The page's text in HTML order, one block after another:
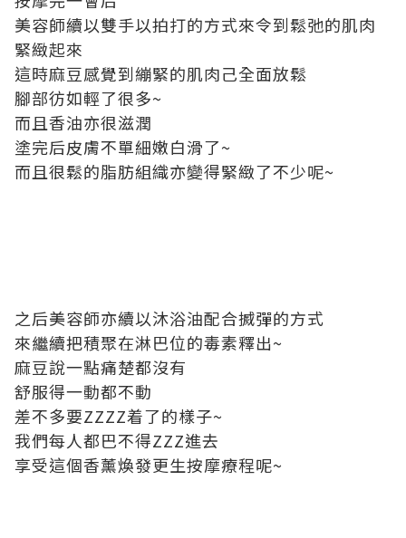
美容師續以雙手以拍打的方式來令到鬆弛的肌肉
緊緻起來
這時麻豆感覺到繃緊的肌肉己全面放鬆
腳部彷如輕了很多~
而且香油亦很滋潤
塗完后皮膚不單細嫩白滑了~
而且很鬆的脂肪組織亦變得緊緻了不少呢~
之后美容師亦續以沐浴油配合搣彈的方式
來繼續把積聚在淋巴位的毒素釋出~
麻豆說一點痛楚都沒有
舒服得一動都不動
差不多要ZZZZ着了的樣子~
我們每人都巴不得ZZZ進去
享受這個香薰煥發更生按摩療程呢~